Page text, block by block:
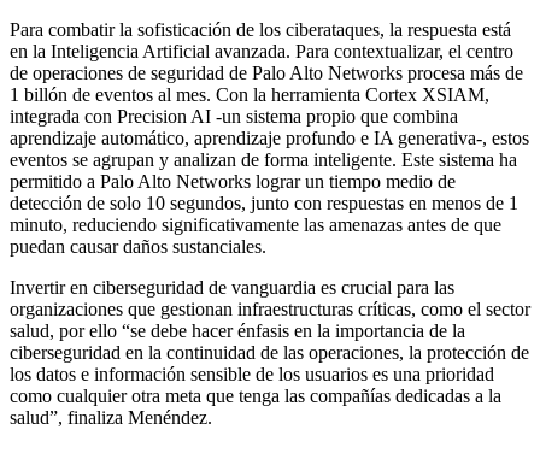
Para combatir la sofisticación de los ciberataques, la respuesta está
en la Inteligencia Artificial avanzada. Para contextualizar, el centro
de operaciones de seguridad de Palo Alto Networks procesa más de
1 billón de eventos al mes. Con la herramienta Cortex XSIAM,
integrada con Precision AI -un sistema propio que combina
aprendizaje automático, aprendizaje profundo e IA generativa-, estos
eventos se agrupan y analizan de forma inteligente. Este sistema ha
permitido a Palo Alto Networks lograr un tiempo medio de
detección de solo 10 segundos, junto con respuestas en menos de 1
minuto, reduciendo significativamente las amenazas antes de que
puedan causar daños sustanciales.
Invertir en ciberseguridad de vanguardia es crucial para las
organizaciones que gestionan infraestructuras críticas, como el sector
salud, por ello “se debe hacer énfasis en la importancia de la
ciberseguridad en la continuidad de las operaciones, la protección de
los datos e información sensible de los usuarios es una prioridad
como cualquier otra meta que tenga las compañías dedicadas a la
salud”, finaliza Menéndez.